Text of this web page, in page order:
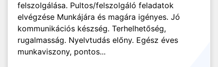
felszolgálása. Pultos/felszolgáló feladatok
elvégzése Munkájára és magára igényes. Jó
kommunikációs készség. Terhelhetőség,
rugalmasság. Nyelvtudás előny. Egész éves
munkaviszony, pontos...